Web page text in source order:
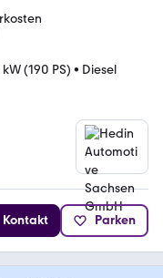
(190 PS) • Diesel
Kontakt Parken